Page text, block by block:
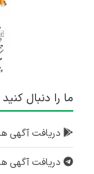
ما را دنبال کنید
دریافت آگهی
دریافت آگهی